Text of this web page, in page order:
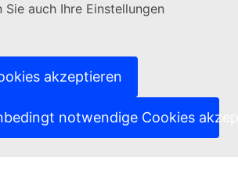
Sie auch Ihre Einstellungen
akzeptieren
notwendige Cookies
Link)
melden
Websites(Externer Link)
Link)
(Externer Link)